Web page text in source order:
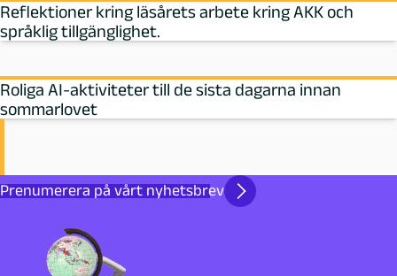
Reflektioner kring läsårets arbete kring AKK och
språklig tillgänglighet.
Roliga AI-aktiviteter till de sista dagarna innan
sommarlovet
Prenumerera på vårt nyhetsbrev